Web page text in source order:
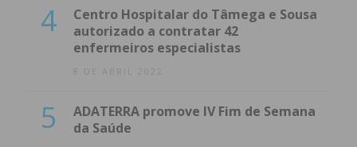
4
Centro Hospitalar do Tâmega e Sousa
autorizado a contratar 42
enfermeiros especialistas
8 DE ABRIL 2022
5
ADATERRA promove IV Fim de Semana
da Saúde